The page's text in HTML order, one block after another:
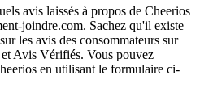
avis laissés à propos de Cheerios
joindre.com. Sachez qu'il existe
les avis des consommateurs sur
Avis Vérifiés. Vous pouvez
en utilisant le formulaire ci-